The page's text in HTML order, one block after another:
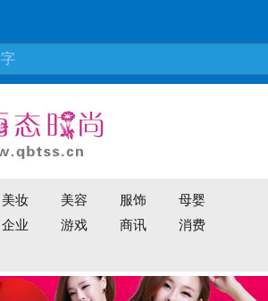
美妆 美容 服饰
母婴
企业 游戏 商讯
消费